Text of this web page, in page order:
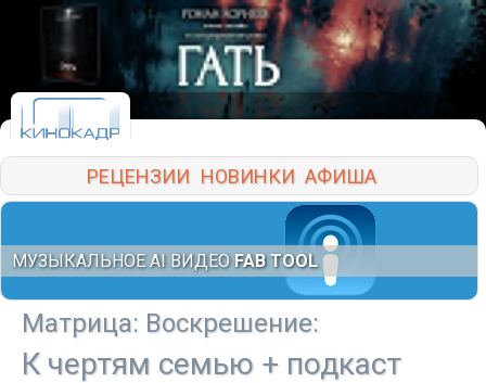
РЕЦЕНЗИИ НОВИНКИ АФИША
МУЗЫКАЛЬНОЕ AI ВИДЕО FAB TOOL
Матрица: Воскрешение:
К чертям семью + подкаст